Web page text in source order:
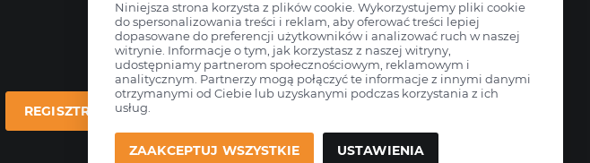
REGISZTRÁLJ
Niniejsza strona korzysta z plików cookie. Wykorzystujemy pliki cookie
do spersonalizowania treści i reklam, aby oferować treści lepiej
dopasowane do preferencji użytkowników i analizować ruch w naszej
witrynie. Informacje o tym, jak korzystasz z naszej witryny,
udostępniamy partnerom społecznościowym, reklamowym i
analitycznym. Partnerzy mogą połączyć te informacje z innymi danymi
otrzymanymi od Ciebie lub uzyskanymi podczas korzystania z ich
usług.
ZAAKCEPTUJ WSZYSTKIE USTAWIENIA